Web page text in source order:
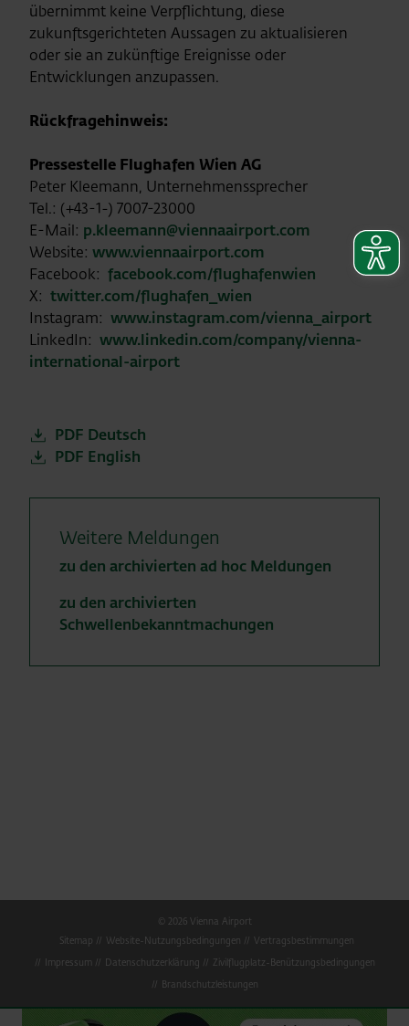
übernimmt keine Verpflichtung, diese
zukunftsgerichteten Aussagen zu aktualisieren
oder sie an zukünftige Ereignisse oder
Entwicklungen anzupassen.
Rückfragehinweis:
Pressestelle Flughafen Wien AG
Peter Kleemann, Unternehmenssprecher
Tel.: (+43-1-) 7007-23000
E-Mail: p.kleemann@viennaairport.com
Website: www.viennaairport.com
Facebook: facebook.com/flughafenwien
X: twitter.com/flughafen_wien
Instagram: www.instagram.com/vienna_airport
LinkedIn: www.linkedin.com/company/vienna-
international-airport
PDF Deutsch
PDF English
Weitere Meldungen
zu den archivierten ad hoc Meldungen
zu den archivierten
Schwellenbekanntmachungen
© 2026 Vienna Airport
Sitemap
Website-Nutzungsbedingungen
Vertragsbestimmungen
Impressum
Datenschutzerklärung
Zivilflugplatz-Benützungsbedingungen
Brandschutzleistungen